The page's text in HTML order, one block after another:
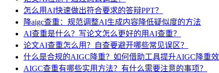
怎么用AI快速做出符合要求的答辩PPT？
降aigc查重：规范调整AI生成内容降低疑似度的方法
AI查重是什么？写论文怎么更好的用AI查重？
论文AI查重怎么用？自查要避开哪些常见误区？
什么是合规的AIGC降重？如何借助工具提升AIGC降重效
AIGC查重有哪些实用方法？有什么需要注意的事项？